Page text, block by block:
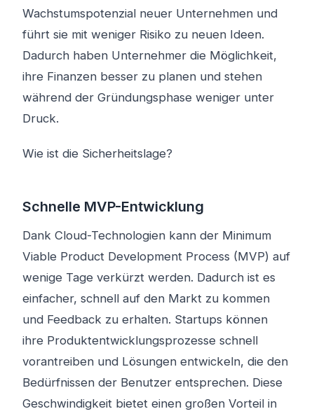
Wachstumspotenzial neuer Unternehmen und
führt sie mit weniger Risiko zu neuen Ideen.
Dadurch haben Unternehmer die Möglichkeit,
ihre Finanzen besser zu planen und stehen
während der Gründungsphase weniger unter
Druck.
Wie ist die Sicherheitslage?
Schnelle MVP-Entwicklung
Dank Cloud-Technologien kann der Minimum
Viable Product Development Process (MVP) auf
wenige Tage verkürzt werden. Dadurch ist es
einfacher, schnell auf den Markt zu kommen
und Feedback zu erhalten. Startups können
ihre Produktentwicklungsprozesse schnell
vorantreiben und Lösungen entwickeln, die den
Bedürfnissen der Benutzer entsprechen. Diese
Geschwindigkeit bietet einen großen Vorteil in